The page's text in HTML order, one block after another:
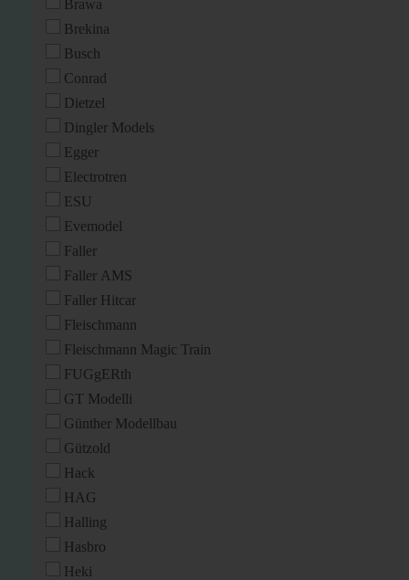
Brawa
Brekina
Busch
Conrad
Dietzel
Dingler Models
Egger
Electrotren
ESU
Evemodel
Faller
Faller AMS
Faller Hitcar
Fleischmann
Fleischmann Magic Train
FUGgERth
GT Modelli
Günther Modellbau
Gützold
Hack
HAG
Halling
Hasbro
Heki